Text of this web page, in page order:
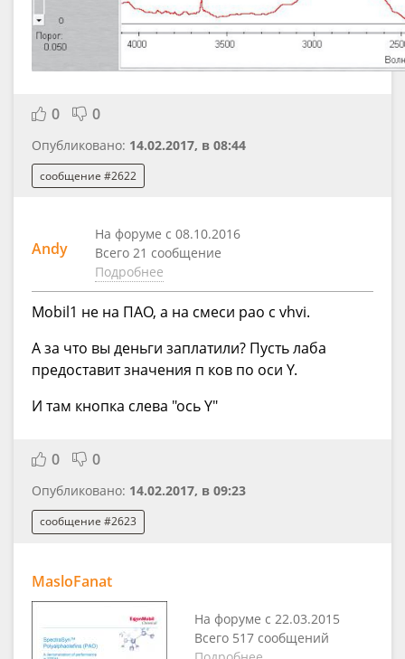
0 0
Опубликовано: 14.02.2017, в 08:44
сообщение #2622
Andy
На форуме с 08.10.2016
Всего 21 сообщение
Подробнее
Mobil1 не на ПАО, а на смеси pao с vhvi.
А за что вы деньги заплатили? Пусть лаба
предоставит значения п ков по оси Y.
И там кнопка слева "ось Y"
0 0
Опубликовано: 14.02.2017, в 09:23
сообщение #2623
MasloFanat
На форуме с 22.03.2015
Всего 517 сообщений